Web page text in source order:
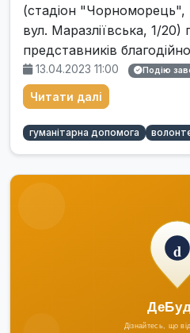
(стадіон "Чорноморець",
вул. Маразліївська, 1/20)
представників
13.04.2023 11:00 Подію
Читати далі
гуманітарна допомога